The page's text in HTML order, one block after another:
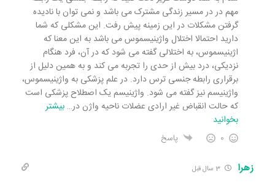
مهم در در مسیر زندگی مشترک می باشد و نمی توان با نادیده
گرفتن مشکلات در این زمینه پیش رفت. این مشکلی که شما
دارید احتمالا اختلال واژینیسموس می باشد به این معنا که
اژینیسموس، به اختلالی گفته می شود که در آن، فرد هنگام
نزدیکی، درد بیش از حدی را تجربه می کند و به همین دلیل از
برقراری رابطه جنسی ترس دارد. در علم پزشکی به واژینیسموس،
واژینیسم نیز گفته می شود. واژینیسم یک اصطلاح پزشکی است
که حالت انقباض غیر ارادی عضلات ناحیه واژن در… بیشتر
بخوانید
0 پاسخ
زهرا 3 سال قبل